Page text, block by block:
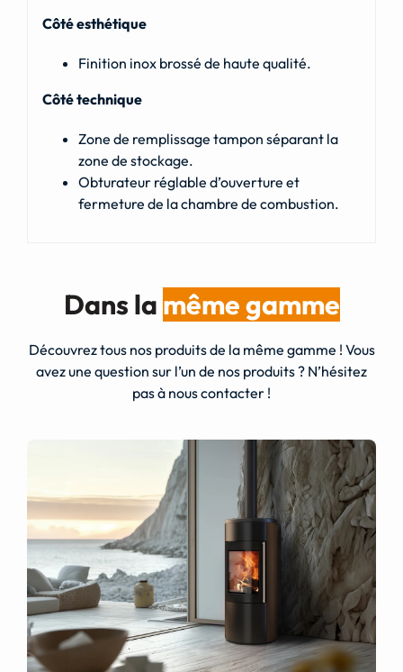
Côté esthétique
Finition inox brossé de haute qualité.
Côté technique
Zone de remplissage tampon séparant la
zone de stockage.
Obturateur réglable d’ouverture et
fermeture de la chambre de combustion.
Dans la même gamme
Découvrez tous nos produits de la même gamme ! Vous
avez une question sur l’un de nos produits ? N’hésitez
pas à nous contacter !